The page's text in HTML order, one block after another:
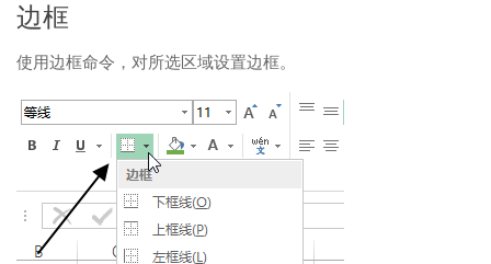
边框
使用边框命令，对所选区域设置边框。